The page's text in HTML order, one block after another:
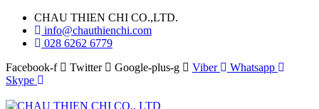
CHAU THIEN CHI CO.,LTD.
info@chauthienchi.com
028 6262 6779
Facebook-f
Twitter Google-plus-g Viber
Whatsapp
Skype